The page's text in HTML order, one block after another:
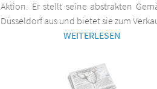
Aktion. Er stellt seine abstrakten
Düsseldorf aus und bietet sie zum
WEITERLESEN